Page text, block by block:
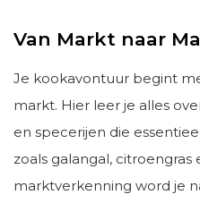
Van Markt naar
Je kookavontuur begint
markt. Hier leer je alles
en specerijen die
zoals galangal, citroengras
marktverkenning word je